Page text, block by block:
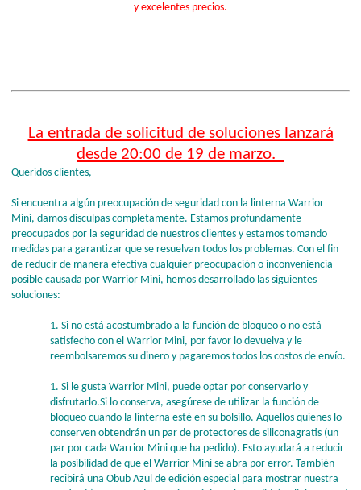
y excelentes precios.
La entrada de solicitud de soluciones lanzará
desde 20:00 de 19 de marzo.
Queridos clientes,
Si encuentra algún preocupación de seguridad con la linterna Warrior
Mini, damos disculpas completamente. Estamos profundamente
preocupados por la seguridad de nuestros clientes y estamos tomando
medidas para garantizar que se resuelvan todos los problemas. Con el fin
de reducir de manera efectiva cualquier preocupación o inconveniencia
posible causada por Warrior Mini, hemos desarrollado las siguientes
soluciones:
1. Si no está acostumbrado a la función de bloqueo o no está
satisfecho con el Warrior Mini, por favor lo devuelva y le
reembolsaremos su dinero y pagaremos todos los costos de envío.
1. Si le gusta Warrior Mini, puede optar por conservarlo y
disfrutarlo.Si lo conserva, asegúrese de utilizar la función de
bloqueo cuando la linterna esté en su bolsillo. Aquellos quienes lo
conserven obtendrán un par de protectores de siliconagratis (un
par por cada Warrior Mini que ha pedido). Esto ayudará a reducir
la posibilidad de que el Warrior Mini se abra por error. También
recibirá una Obub Azul de edición especial para mostrar nuestra